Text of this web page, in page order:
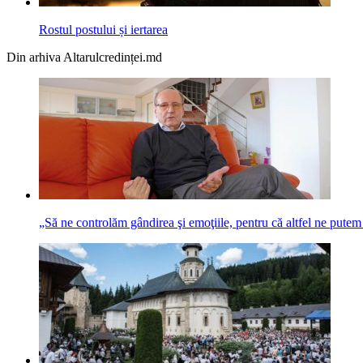
Rostul postului și iertarea
Din arhiva Altarulcredinței.md
„Să ne controlăm gândirea şi emoţiile, pentru că altfel ne